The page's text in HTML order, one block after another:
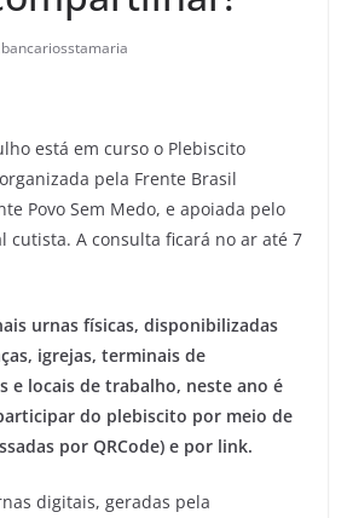
bancariosstamaria
está em curso o Plebiscito
pela Frente Brasil
Povo Sem Medo, e apoiada pelo
cutista. A consulta ficará no ar até 7
urnas físicas, disponibilizadas
igrejas, terminais de
e locais de trabalho, neste ano é
do plebiscito por meio de
por QRCode) e por link.
digitais, geradas pela